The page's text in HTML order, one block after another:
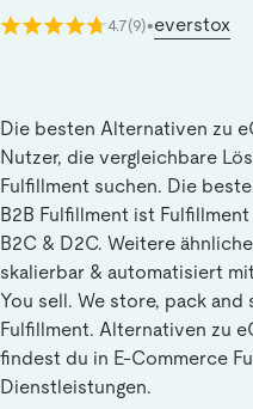
4.7(9)•everstox
Die besten Alternativen zu
Nutzer, die vergleichbare
Fulfillment suchen. Die
B2B Fulfillment ist
B2C & D2C. Weitere
skalierbar & automatisiert
You sell. We store, pack and
Fulfillment. Alternativen zu
findest du in E-Commerce
Dienstleistungen.